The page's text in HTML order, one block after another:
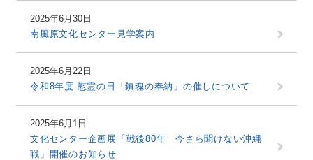
2025年6月30日
南風原文化センター見学案内
2025年6月22日
令和8年度 慰霊の日「鎮魂の奉納」の催しについて
2025年6月1日
文化センター企画展「戦後80年 今さら聞けない沖縄
戦」開催のお知らせ